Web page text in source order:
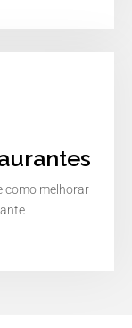
como melhorar